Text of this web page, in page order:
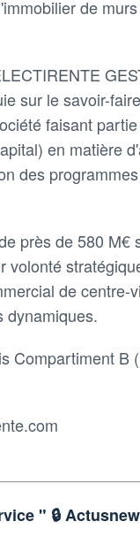
de
sur le savoir-
faisant
en matière
des
près de 580 M€
volonté
de centre-
dynamiques.
Compartiment B
" 🔒